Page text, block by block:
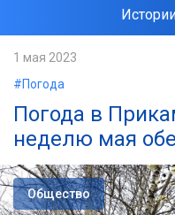
1 мая 2023
#Погода
Погода в
неделю мая
Общество